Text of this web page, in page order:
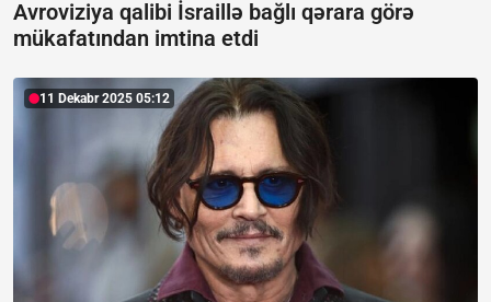
Avroviziya qalibi İsraillə bağlı qərara görə
mükafatından imtina etdi
11 Dekabr 2025 05:12